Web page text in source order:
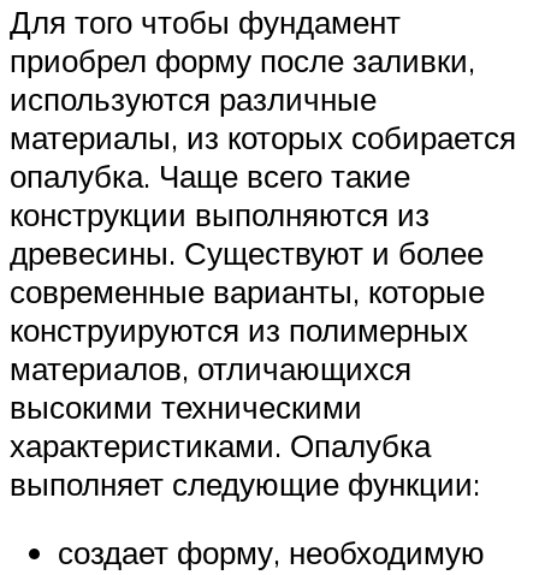
Для того чтобы фундамент
приобрел форму после заливки,
используются различные
материалы, из которых собирается
опалубка. Чаще всего такие
конструкции выполняются из
древесины. Существуют и более
современные варианты, которые
конструируются из полимерных
материалов, отличающихся
высокими техническими
характеристиками. Опалубка
выполняет следующие функции:
создает форму, необходимую